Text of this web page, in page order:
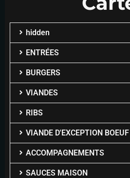
hidden
ENTRÉES
BURGERS
VIANDES
RIBS
VIANDE D'EXCEPTION BOEUF
ACCOMPAGNEMENTS
SAUCES MAISON